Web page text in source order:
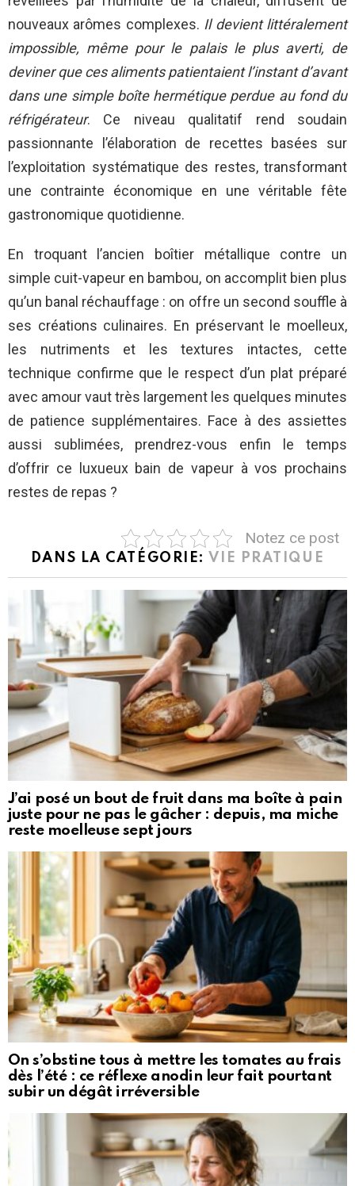
nouveaux arômes complexes. Il devient littéralement
impossible, même pour le palais le plus averti, de
deviner que ces aliments patientaient l’instant d’avant
dans une simple boîte hermétique perdue au fond du
réfrigérateur. Ce niveau qualitatif rend soudain
passionnante l’élaboration de recettes basées sur
l’exploitation systématique des restes, transformant
une contrainte économique en une véritable fête
gastronomique quotidienne.
En troquant l’ancien boîtier métallique contre un
simple cuit-vapeur en bambou, on accomplit bien plus
qu’un banal réchauffage : on offre un second souffle à
ses créations culinaires. En préservant le moelleux,
les nutriments et les textures intactes, cette
technique confirme que le respect d’un plat préparé
avec amour vaut très largement les quelques minutes
de patience supplémentaires. Face à des assiettes
aussi sublimées, prendrez-vous enfin le temps
d’offrir ce luxueux bain de vapeur à vos prochains
restes de repas ?
Notez ce post
DANS LA CATÉGORIE: VIE PRATIQUE
J’ai posé un bout de fruit dans ma boîte à pain
juste pour ne pas le gâcher : depuis, ma miche
reste moelleuse sept jours
On s’obstine tous à mettre les tomates au frais
dès l’été : ce réflexe anodin leur fait pourtant
subir un dégât irréversible